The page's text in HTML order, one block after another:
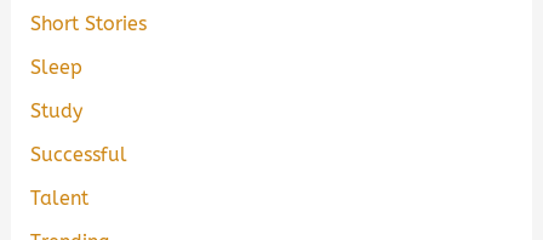
Short Stories
Sleep
Study
Successful
Talent